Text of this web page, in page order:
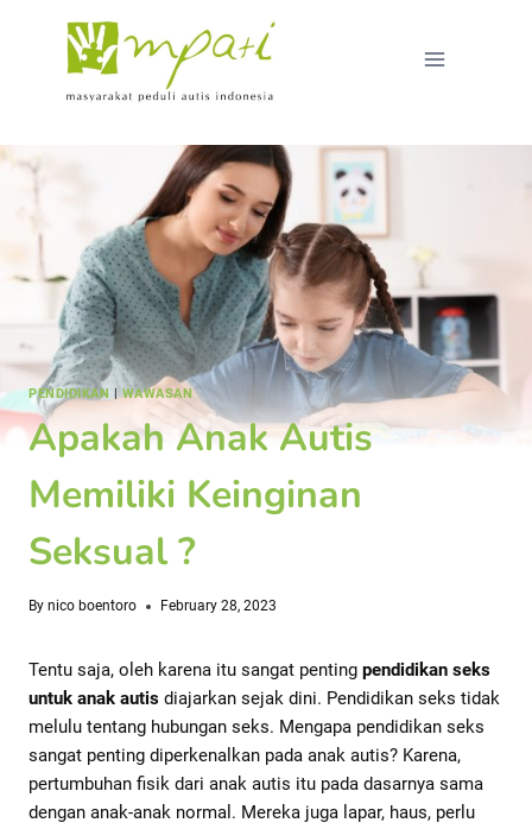
PENDIDIKAN |WAWASAN
Apakah Anak Autis
Memiliki Keinginan
Seksual ?
By nico boentoro February 28, 2023
Tentu saja, oleh karena itu sangat penting pendidikan seks
untuk anak autis diajarkan sejak dini. Pendidikan seks tidak
melulu tentang hubungan seks. Mengapa pendidikan seks
sangat penting diperkenalkan pada anak autis? Karena,
pertumbuhan fisik dari anak autis itu pada dasarnya sama
dengan anak-anak normal. Mereka juga lapar, haus, perlu